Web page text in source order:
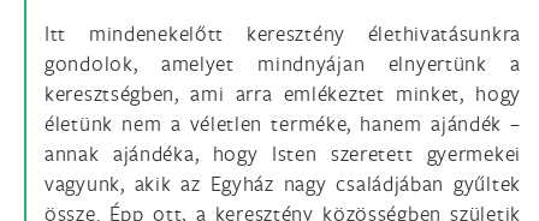
Itt mindenekelőtt keresztény élethivatásunkra
gondolok, amelyet mindnyájan elnyertünk a
keresztségben, ami arra emlékeztet minket, hogy
életünk nem a véletlen terméke, hanem ajándék –
annak ajándéka, hogy Isten szeretett gyermekei
vagyunk, akik az Egyház nagy családjában gyűltek
össze. Épp ott, a keresztény közösségben születik